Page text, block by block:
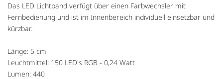
Das LED Lichtband verfügt über einen Farbwechsler mit
Fernbedienung und ist im Innenbereich individuell einsetzbar und
kürzbar.
Länge: 5 cm
Leuchtmittel: 150 LED's RGB - 0,24 Watt
Lumen: 440